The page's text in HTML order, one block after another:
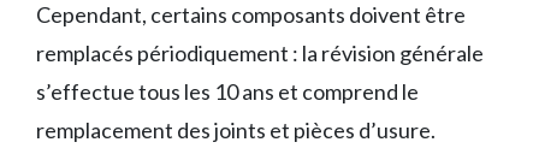
Cependant, certains composants doivent être
remplacés périodiquement : la révision générale
s’effectue tous les 10 ans et comprend le
remplacement des joints et pièces d’usure.